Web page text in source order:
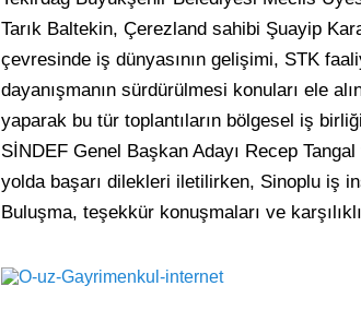
Tarık Baltekin, Çerezland sahibi Şuayip
çevresinde iş dünyasının gelişimi, STK
dayanışmanın sürdürülmesi konuları ele
yaparak bu tür toplantıların bölgesel iş
SİNDEF Genel Başkan Adayı Recep Tangal
yolda başarı dilekleri iletilirken, Sinoplu iş
Buluşma, teşekkür konuşmaları ve